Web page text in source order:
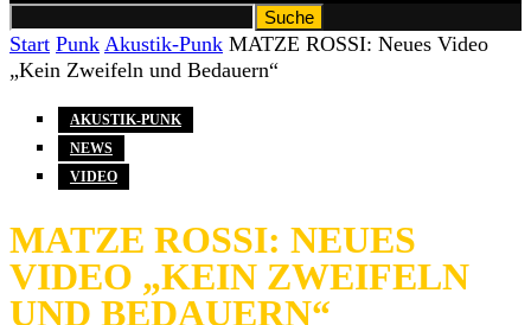
Start Punk Akustik-Punk MATZE ROSSI: Neues Video
„Kein Zweifeln und Bedauern“
AKUSTIK-PUNK
NEWS
VIDEO
MATZE ROSSI: NEUES
VIDEO „KEIN ZWEIFELN
UND BEDAUERN“